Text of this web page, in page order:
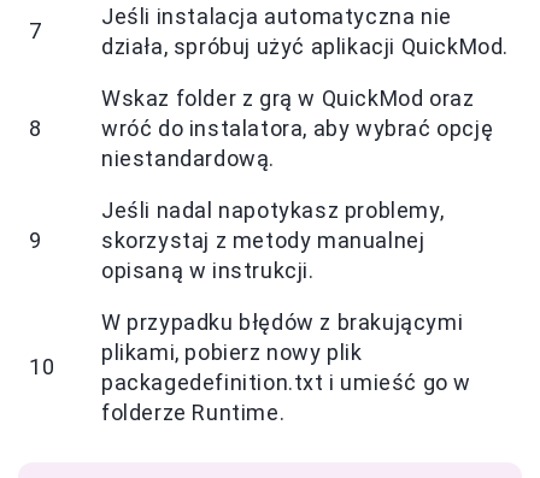
7
Jeśli instalacja automatyczna nie
działa, spróbuj użyć aplikacji QuickMod.
8
Wskaz folder z grą w QuickMod oraz
wróć do instalatora, aby wybrać opcję
niestandardową.
9
Jeśli nadal napotykasz problemy,
skorzystaj z metody manualnej
opisaną w instrukcji.
10
W przypadku błędów z brakującymi
plikami, pobierz nowy plik
packagedefinition.txt i umieść go w
folderze Runtime.